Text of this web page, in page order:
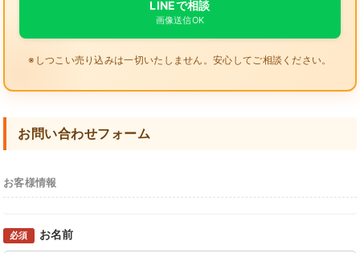
LINEで相談
画像送信OK
※しつこい売り込みは一切いたしません。安心してご相談ください。
お問い合わせフォーム
お客様情報
必須 お名前